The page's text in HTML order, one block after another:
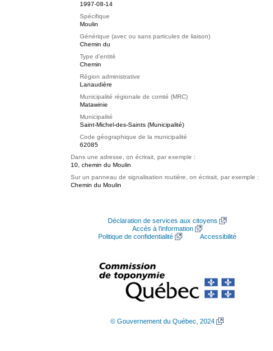
1997-08-14
Spécifique
Moulin
Générique (avec ou sans particules de liaison)
Chemin du
Type d'entité
Chemin
Région administrative
Lanaudière
Municipalité régionale de comté (MRC)
Matawinie
Municipalité
Saint-Michel-des-Saints (Municipalité)
Code géographique de la municipalité
62085
Dans une adresse, on écrirait, par exemple :
10, chemin du Moulin
Sur un panneau de signalisation routière, on écrirait, par exemple :
Chemin du Moulin
Déclaration de services aux citoyens
Accès à l’information
Politique de confidentialité
Accessibilité
© Gouvernement du Québec, 2024